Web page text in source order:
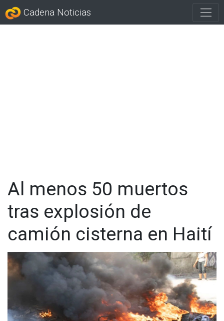
Cadena Noticias
Al menos 50 muertos
tras explosión de
camión cisterna en Haití